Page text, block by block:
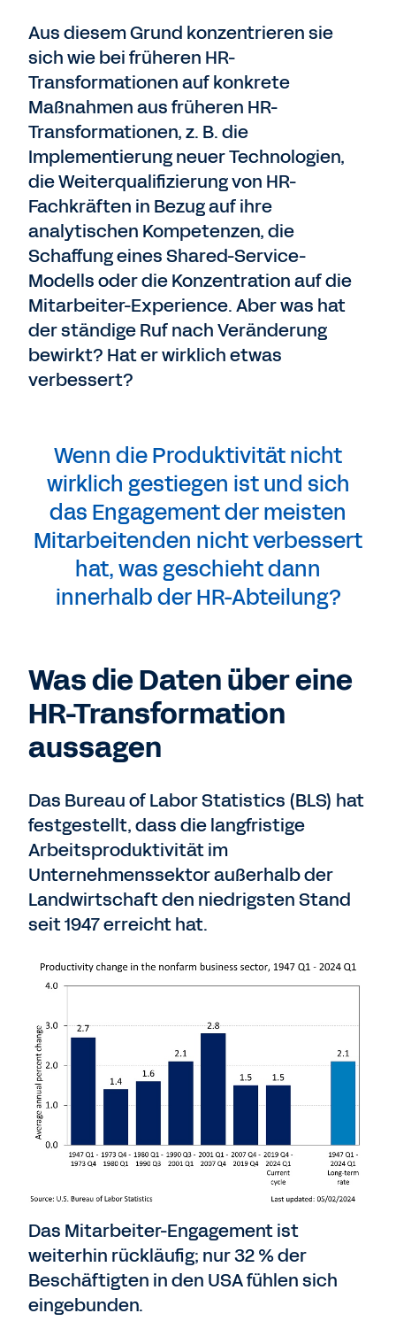
Aus diesem Grund konzentrieren sie
sich wie bei früheren HR-
Transformationen auf konkrete
Maßnahmen aus früheren HR-
Transformationen, z. B. die
Implementierung neuer Technologien,
die Weiterqualifizierung von HR-
Fachkräften in Bezug auf ihre
analytischen Kompetenzen, die
Schaffung eines Shared-Service-
Modells oder die Konzentration auf die
Mitarbeiter-Experience. Aber was hat
der ständige Ruf nach Veränderung
bewirkt? Hat er wirklich etwas
verbessert?
Wenn die Produktivität nicht
wirklich gestiegen ist und sich
das Engagement der meisten
Mitarbeitenden nicht verbessert
hat, was geschieht dann
innerhalb der HR-Abteilung?
Was die Daten über eine
HR-Transformation
aussagen
Das Bureau of Labor Statistics (BLS) hat
festgestellt, dass die langfristige
Arbeitsproduktivität im
Unternehmenssektor außerhalb der
Landwirtschaft den niedrigsten Stand
seit 1947 erreicht hat.
Das Mitarbeiter-Engagement ist
weiterhin rückläufig; nur 32 % der
Beschäftigten in den USA fühlen sich
eingebunden.